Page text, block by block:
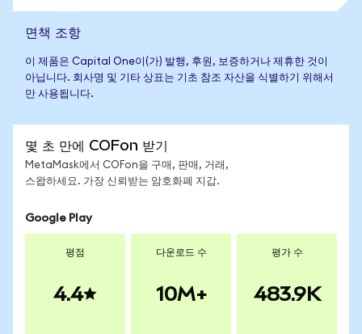
면책 조항
이 제품은 Capital One이(가) 발행, 후원, 보증하거나 제휴한 것이
아닙니다. 회사명 및 기타 상표는 기초 참조 자산을 식별하기 위해서
만 사용됩니다.
몇 초 만에 COFon 받기
MetaMask에서 COFon을 구매, 판매, 거래,
스왑하세요. 가장 신뢰받는 암호화폐 지갑.
Google Play
평점
4.4
다운로드 수
10M+
평가 수
483.9K